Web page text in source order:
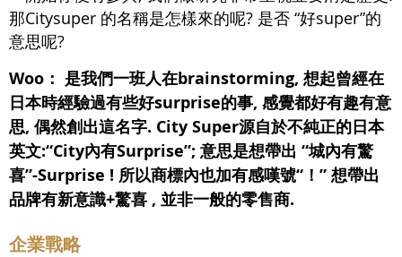
那Citysuper 的名稱是怎樣來的呢? 是否 “好super”的
意思呢?
Woo： 是我們一班人在brainstorming, 想起曾經在
日本時經驗過有些好surprise的事, 感覺都好有趣有意
思, 偶然創出這名字. City Super源自於不純正的日本
英文:“City內有Surprise”; 意思是想帶出 “城內有驚
喜”-Surprise ! 所以商標內也加有感嘆號“！” 想帶出
品牌有新意識+驚喜 , 並非一般的零售商.
企業戰略